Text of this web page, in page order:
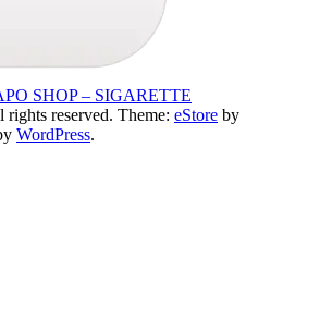
SHOP – SIGARETTE
rights reserved. Theme: eStore by
WordPress.